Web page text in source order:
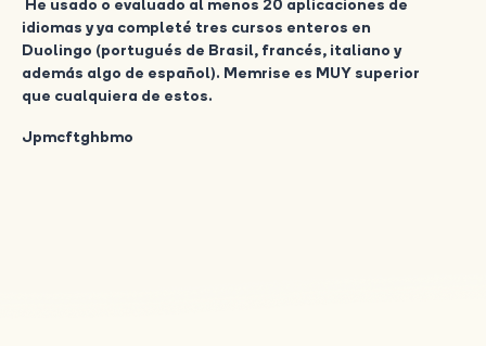
idiomas y ya completé tres cursos enteros en
Duolingo (portugués de Brasil, francés, italiano y
además algo de español). Memrise es MUY superior
que cualquiera de estos.
Jpmcftghbmo